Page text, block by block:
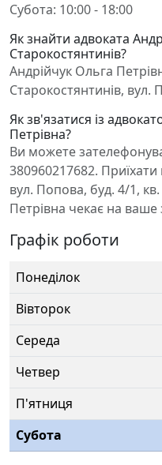
Субота: 10:00 - 18:00
Як знайти адвоката
Старокостянтинів?
Андрійчук Ольга
Старокостянтинів, вул.
Як зв'язатися із
Петрівна?
Ви можете
380960217682.
вул. Попова, буд. 4/1,
Петрівна чекає на ваше
Графік роботи
Понеділок
Вівторок
Середа
Четвер
П'ятниця
Субота